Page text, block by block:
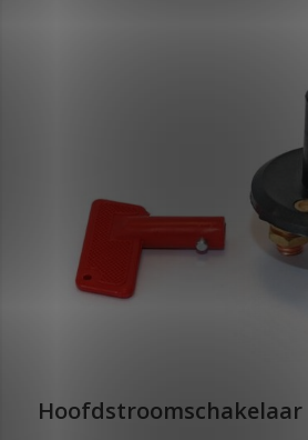
Hoofdstroomschakelaar